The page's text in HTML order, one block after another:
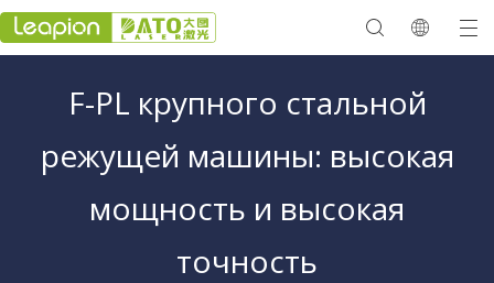
F-PL крупного стальной
режущей машины: высокая
мощность и высокая
точность